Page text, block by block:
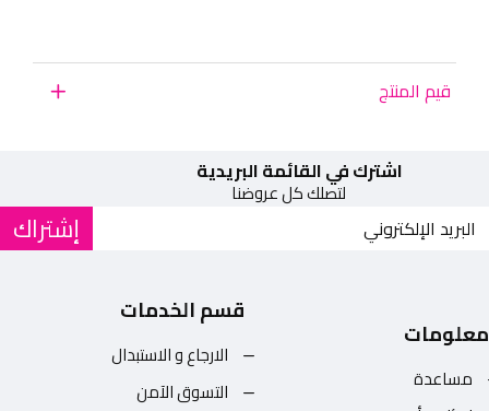
قيم المنتج
اشترك في القائمة البريدية
لتصلك كل عروضنا
إشتراك
معلومات
مساعدة
قسم الخدمات
الارجاع و الاستبدال
التسوق الآمن